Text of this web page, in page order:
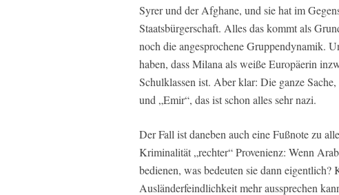
Syrer und der Afghane, und sie hat im
Staatsbürgerschaft. Alles das kommt als
noch die angesprochene Gruppendynamik.
haben, dass Milana als weiße Europäerin
Schulklassen ist. Aber klar: Die ganze
und „Emir“, das ist schon alles sehr nazi.
Der Fall ist daneben auch eine Fußnote zu
Kriminalität „rechter“ Provenienz: Wenn
bedienen, was bedeuten sie dann
Ausländerfeindlichkeit mehr aussprechen